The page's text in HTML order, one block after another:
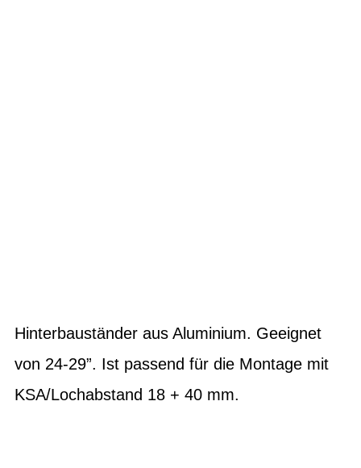
Hinterbauständer aus Aluminium. Geeignet
von 24-29”. Ist passend für die Montage mit
KSA/Lochabstand 18 + 40 mm.